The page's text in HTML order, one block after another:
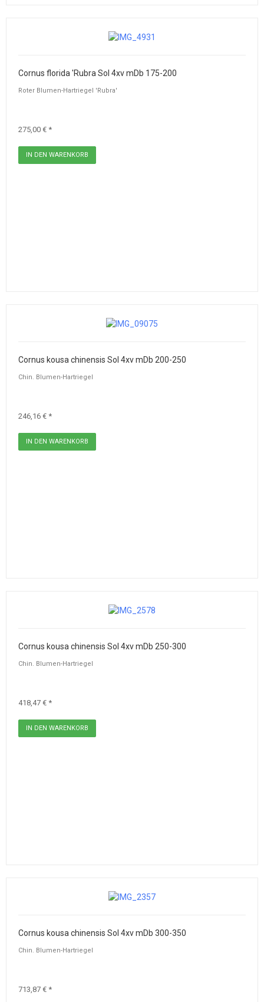
Cornus florida 'Rubra Sol 4xv mDb 175-200
Roter Blumen-Hartriegel 'Rubra'
275,00 € *
Cornus kousa chinensis Sol 4xv mDb 200-250
Chin. Blumen-Hartriegel
246,16 € *
Cornus kousa chinensis Sol 4xv mDb 250-300
Chin. Blumen-Hartriegel
418,47 € *
Cornus kousa chinensis Sol 4xv mDb 300-350
Chin. Blumen-Hartriegel
713,87 € *